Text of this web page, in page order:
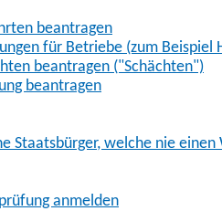
beantragen
für Betriebe (zum Beispiel
beantragen ("Schächten")
beantragen
Staatsbürger, welche nie einen
anmelden